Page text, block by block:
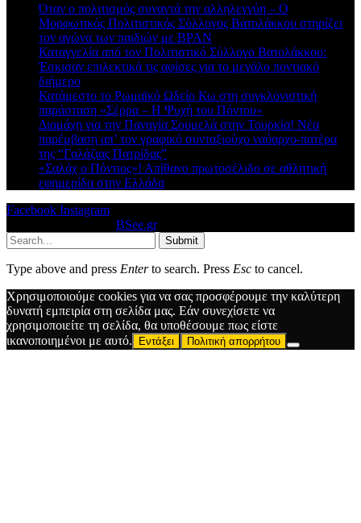
Όταν ο πολιτισμός συναντά την αλληλεγγύη – Ο
Μορφωτικός Πολιτιστικός Σύλλογος Βατολάκκου στηρίζει
τον αγώνα των παιδιών με BPAN
Καταγγελία από τον Πολιτιστικό Σύλλογο Βατολάκκου:
Έσκισαν επιλεκτικά τις αφίσες για το μεγάλο ποντιακό
διήμερο
Κατάμεστο το Ρωμαϊκό Ωδείο Κω στη συγκλονιστική
παράσταση «Σέρρα – Η Ψυχή του Πόντου»
Διαμάχη για την Παναγία Σουμελά στην Τουρκία! Νέα
παρέμβαση απ’ τον γραφικό συνταξιούχο ναύαρχο-πατέρα
της “Γαλάζιας Πατρίδας”
«Σαλάχ ο Πόντιος»! Απίθανο πρωτοσέλιδο σε αθλητική
εφημερίδα στην Ελλάδα
Facebook Instagram
BSee.gr.
Submit
Type above and press Enterto search. Press Esc to cancel.
Χρησιμοποιούμε cookies για να σας προσφέρουμε την καλύτερη
δυνατή εμπειρία στη σελίδα μας. Εάν συνεχίσετε να
χρησιμοποιείτε τη σελίδα, θα υποθέσουμε πως είστε
ικανοποιημένοι με αυτό.
Εντάξει Πολιτική απορρήτου